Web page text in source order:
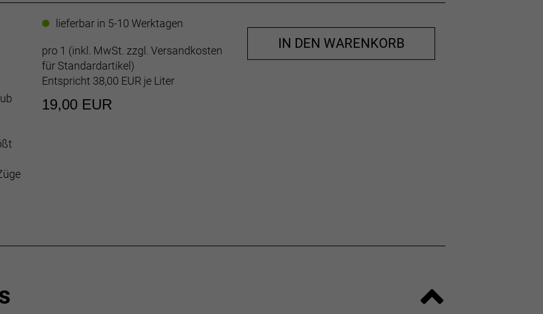
lieferbar in 5-10 Werktagen
pro 1 (inkl. MwSt. zzgl. Versandkosten
für Standardartikel)
Entspricht 38,00 EUR je Liter
19,00 EUR
IN DEN WARENKORB